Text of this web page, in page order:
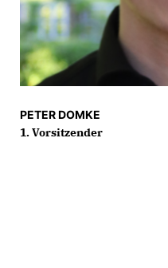
PETER DOMKE
1. Vorsitzender